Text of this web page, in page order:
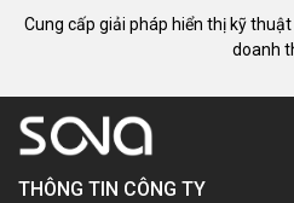
Cung cấp giải pháp hiển thị kỹ
doanh
THÔNG TIN CÔNG TY